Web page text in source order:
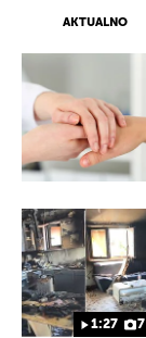
AKTUALNO
1:27 7